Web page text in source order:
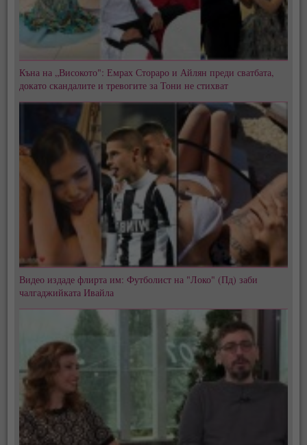
Къна на „Високото": Емрах Стораро и Айлян преди сватбата,
докато скандалите и тревогите за Тони не стихват
Видео издаде флирта им: Футболист на "Локо" (Пд) заби
чалгаджийката Ивайла